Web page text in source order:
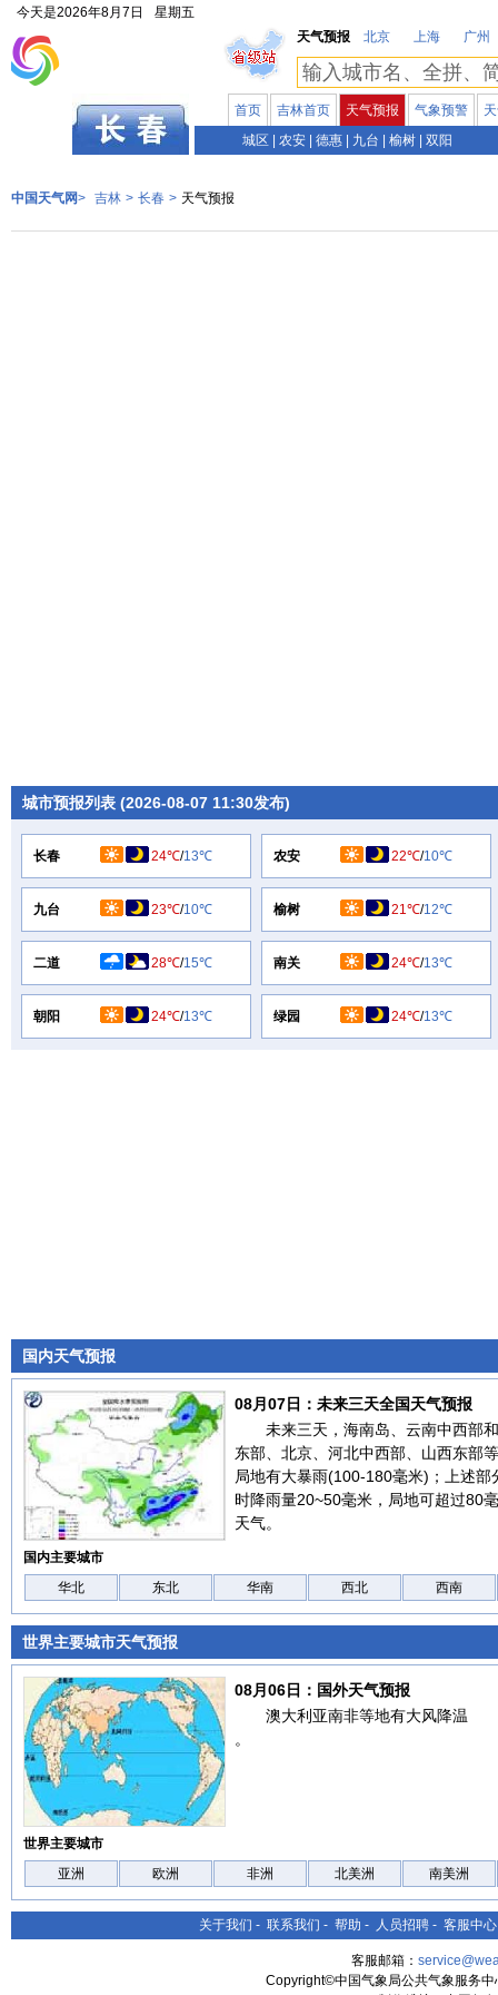
今天是2026年8月7日
星期五
天气预报
北京 上海 广州
首页 吉林首页 天气预报 气象预警
城区
农安 德惠 九台 榆树 双阳
中国天气网> 吉林 > 长春 > 天气预报
城市预报列表 (2026-08-07 11:30发布)
长春 24℃/13℃ 农安 22℃/10℃
九台 23℃/10℃ 榆树 21℃/12℃
二道 28℃/15℃ 南关 24℃/13℃
朝阳 24℃/13℃ 绿园 24℃/13℃
国内天气预报
08月07日：未来三天全国天气预报
未来三天，海南岛、云南中西部
东部、北京、河北中西部、山西东部
局地有大暴雨(100-180毫米)；上述
时降雨量20~50毫米，局地可超过80
天气。
国内主要城市
华北
东北 华南 西北 西南
世界主要城市天气预报
08月06日：国外天气预报
澳大利亚南非等地有大风降温
。
世界主要城市
亚洲
欧洲 非洲 北美洲 南美洲
关于我们 - 联系我们 - 帮助 - 人员招聘 - 客服中心
客服邮箱：
Copyright©中国气象局公共气象服务